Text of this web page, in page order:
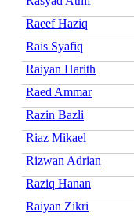
Raeef Haziq
Rais Syafiq
Raiyan Harith
Raed Ammar
Razin Bazli
Riaz Mikael
Rizwan Adrian
Raziq Hanan
Raiyan Zikri